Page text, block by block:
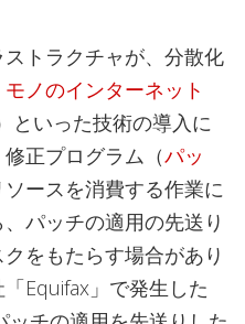
トラクチャが、分散化
モノのインターネット
といった技術の導入に
正プログラム（パッ
ースを消費する作業に
パッチの適用の先送り
をもたらす場合があり
Equifax」で発生した